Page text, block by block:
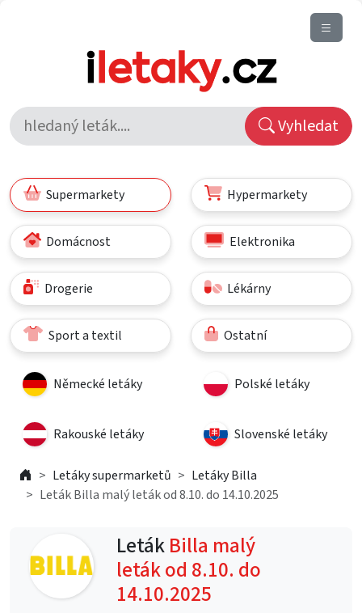
Vyhledat
Supermarkety Hypermarkety
Domácnost Elektronika
Drogerie Lékárny
Sport a textil Ostatní
Německé letáky Polské letáky
Rakouské letáky Slovenské letáky
Letáky supermarketů
Letáky Billa
Leták Billa malý leták od 8.10. do 14.10.2025
LetákBilla malý
leták od 8.10. do
14.10.2025